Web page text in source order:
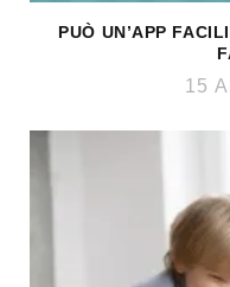
PUÒ UN’APP
15